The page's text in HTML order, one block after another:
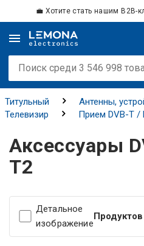
💼 Хотите стать нашим B2B-
Титульный
Антенны,
Телевизир
Прием DVB-T /
Аксессуары
T2
Детальное
изображение